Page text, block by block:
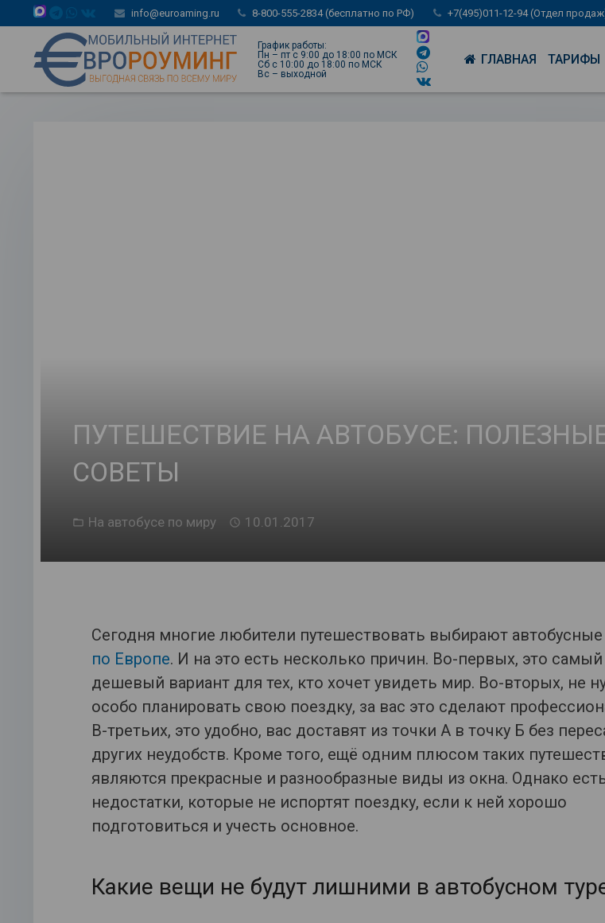
info@euroaming.ru 8-800-555-2834 (бесплатно по РФ) +7(495)011-12-94 (Отдел
График работы:
Пн – пт с 9:00 до 18:00 по МСК
Сб с 10:00 до 18:00 по МСК
Вс – выходной
ГЛАВНАЯ ТАРИФЫ
ПУТЕШЕСТВИЕ НА АВТОБУСЕ:
СОВЕТЫ
На автобусе по миру 10.01.2017
Сегодня многие любители путешествовать выбирают автобусные
по Европе. И на это есть несколько причин. Во-первых, это самый
дешевый вариант для тех, кто хочет увидеть мир. Во-вторых, не
особо планировать свою поездку, за вас это сделают
В-третьих, это удобно, вас доставят из точки А в точку Б без
других неудобств. Кроме того, ещё одним плюсом таких
являются прекрасные и разнообразные виды из окна. Однако
недостатки, которые не испортят поездку, если к ней хорошо
подготовиться и учесть основное.
Какие вещи не будут лишними в автобусном